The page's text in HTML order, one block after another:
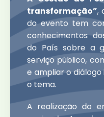
transformação”,
do evento tem
conhecimentos
do País sobre a
serviço público,
e ampliar o
o tema.
A realização do